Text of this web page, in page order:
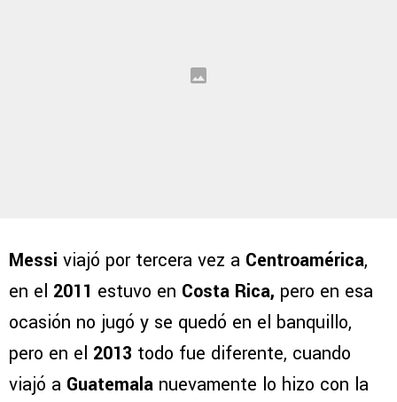
Messi viajó por tercera vez a Centroamérica,
en el 2011 estuvo en Costa Rica, pero en esa
ocasión no jugó y se quedó en el banquillo,
pero en el 2013 todo fue diferente, cuando
viajó a Guatemala nuevamente lo hizo con la